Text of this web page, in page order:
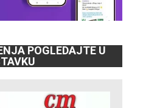
POGLEDAJTE U